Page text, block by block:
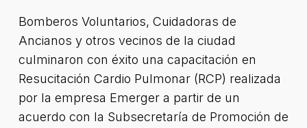
Bomberos Voluntarios, Cuidadoras de
Ancianos y otros vecinos de la ciudad
culminaron con éxito una capacitación en
Resucitación Cardio Pulmonar (RCP) realizada
por la empresa Emerger a partir de un
acuerdo con la Subsecretaría de Promoción de